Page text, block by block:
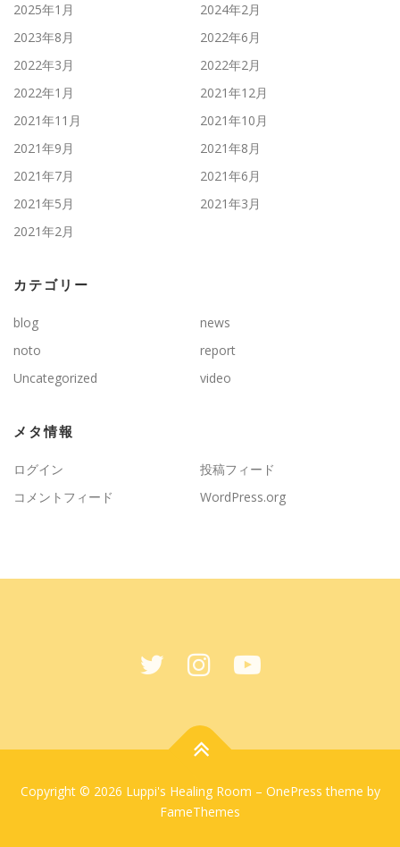
2025年1月
2024年2月
2023年8月
2022年6月
2022年3月
2022年2月
2022年1月
2021年12月
2021年11月
2021年10月
2021年9月
2021年8月
2021年7月
2021年6月
2021年5月
2021年3月
2021年2月
カテゴリー
blog
news
noto
report
Uncategorized
video
メタ情報
ログイン
投稿フィード
コメントフィード
WordPress.org
Copyright © 2026 Luppi's Healing Room – OnePress theme by
FameThemes